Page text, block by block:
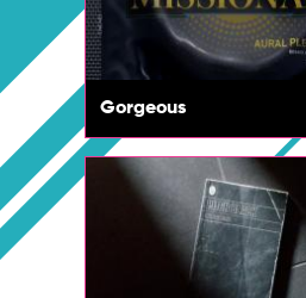
Gorgeous